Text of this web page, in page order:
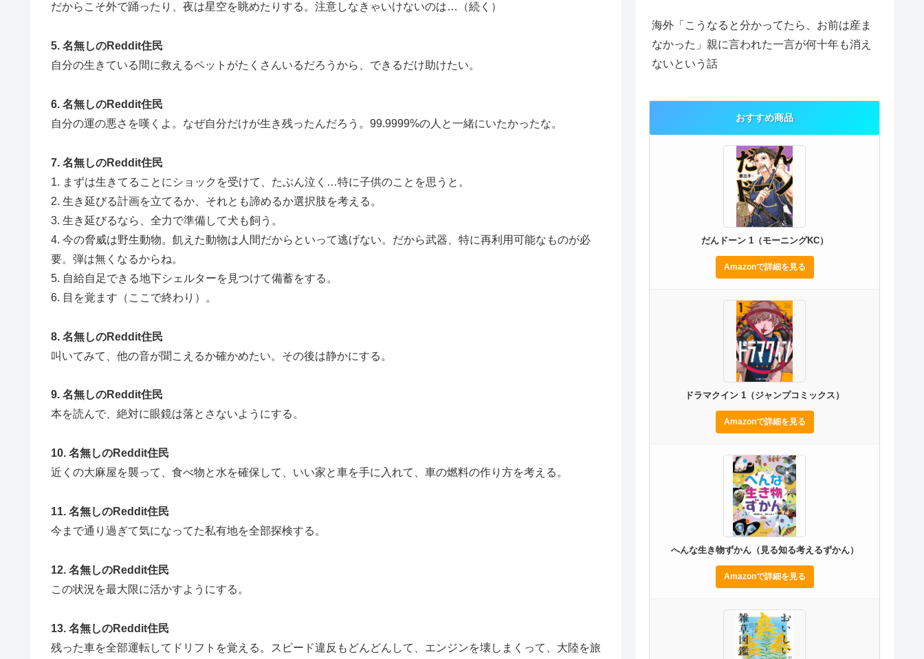
だからこそ外で踊ったり、夜は星空を眺めたりする。注意しなきゃいけないのは…（続く）
5. 名無しのReddit住民
自分の生きている間に救えるペットがたくさんいるだろうから、できるだけ助けたい。
6. 名無しのReddit住民
自分の運の悪さを嘆くよ。なぜ自分だけが生き残ったんだろう。99.9999%の人と一緒にいたかったな。
7. 名無しのReddit住民
1. まずは生きてることにショックを受けて、たぶん泣く…特に子供のことを思うと。
2. 生き延びる計画を立てるか、それとも諦めるか選択肢を考える。
3. 生き延びるなら、全力で準備して犬も飼う。
4. 今の脅威は野生動物。飢えた動物は人間だからといって逃げない。だから武器、特に再利用可能なものが必
要。弾は無くなるからね。
5. 自給自足できる地下シェルターを見つけて備蓄をする。
6. 目を覚ます（ここで終わり）。
8. 名無しのReddit住民
叫いてみて、他の音が聞こえるか確かめたい。その後は静かにする。
9. 名無しのReddit住民
本を読んで、絶対に眼鏡は落とさないようにする。
10. 名無しのReddit住民
近くの大麻屋を襲って、食べ物と水を確保して、いい家と車を手に入れて、車の燃料の作り方を考える。
11. 名無しのReddit住民
今まで通り過ぎて気になってた私有地を全部探検する。
12. 名無しのReddit住民
この状況を最大限に活かすようにする。
13. 名無しのReddit住民
残った車を全部運転してドリフトを覚える。スピード違反もどんどんして、エンジンを壊しまくって、大陸を旅
海外「こうなると分かってたら、お前は産ま
なかった」親に言われた一言が何十年も消え
ないという話
おすすめ商品
だんドーン 1（モーニングKC）
Amazonで詳細を見る
ドラマクイン 1（ジャンプコミックス）
Amazonで詳細を見る
へんな生き物ずかん（見る知る考えるずかん）
Amazonで詳細を見る